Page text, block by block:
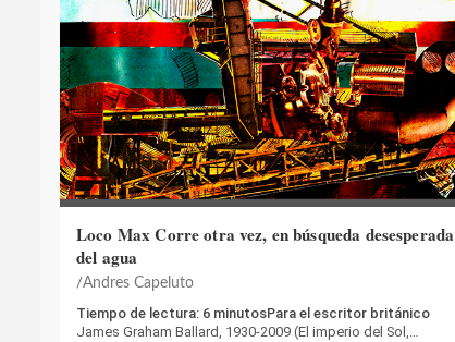
Loco Max Corre otra vez, en búsqueda desesperada
del agua
Andres Capeluto
Tiempo de lectura: 6 minutosPara el escritor británico
James Graham Ballard, 1930-2009 (El imperio del Sol,…